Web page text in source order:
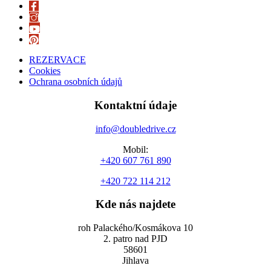
REZERVACE
Cookies
Ochrana osobních údajů
Kontaktní údaje
info@doubledrive.cz
Mobil:
+420 607 761 890
+420 722 114 212
Kde nás najdete
roh Palackého/Kosmákova 10
2. patro nad PJD
58601
Jihlava